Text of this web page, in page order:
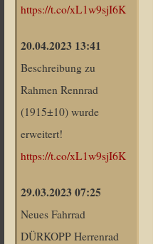
https://t.co/xL1w9sjI6K
20.04.2023 13:41
Beschreibung zu
Rahmen Rennrad
(1915±10) wurde
erweitert!
https://t.co/xL1w9sjI6K
29.03.2023 07:25
Neues Fahrrad
DÜRKOPP Herrenrad